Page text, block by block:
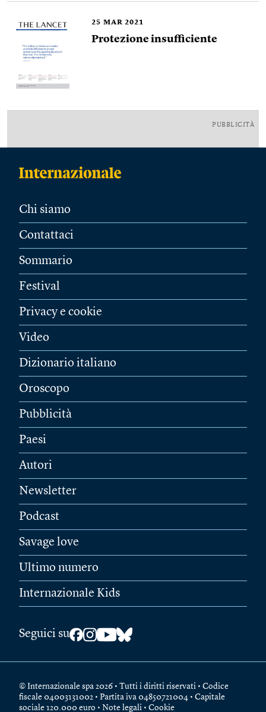
25 MAR 2021
Protezione insufficiente
PUBBLICITÀ
Chi siamo
Contattaci
Sommario
Festival
Privacy e cookie
Video
Dizionario italiano
Oroscopo
Pubblicità
Paesi
Autori
Newsletter
Podcast
Savage love
Ultimo numero
Internazionale Kids
Seguici su
© Internazionale spa 2026 • Tutti i diritti riservati • Codice
fiscale 04003131002 • Partita iva 04850721004 • Capitale
sociale 120.000 euro • Note legali • Cookie